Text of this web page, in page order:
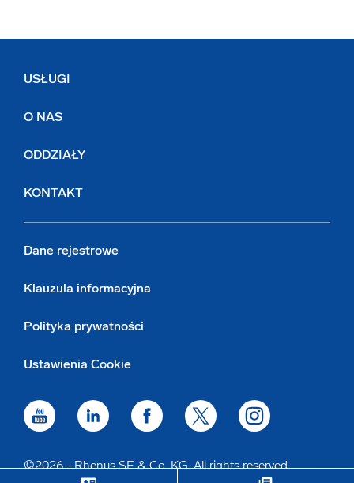
USŁUGI
O NAS
ODDZIAŁY
KONTAKT
Dane rejestrowe
Klauzula informacyjna
Polityka prywatności
Ustawienia Cookie
©2026 - Rhenus SE & Co. KG. All rights reserved.